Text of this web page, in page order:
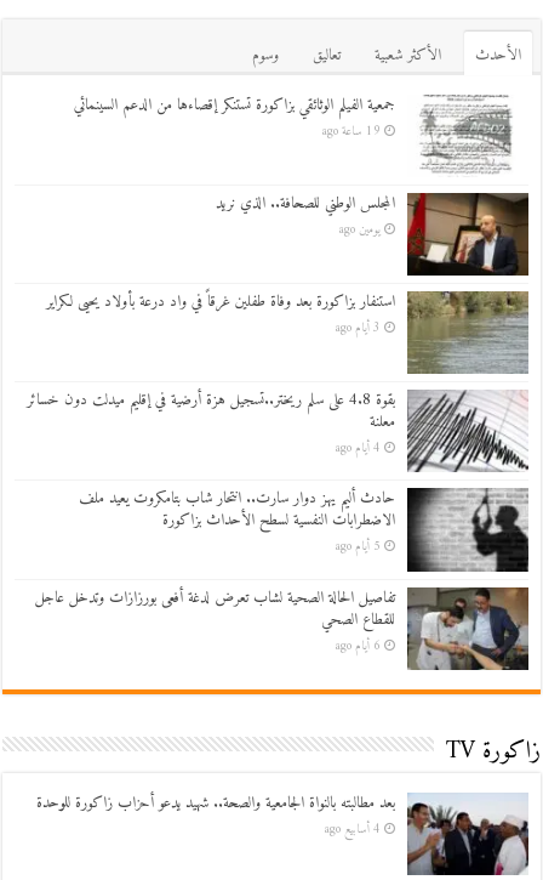
اﻷحدث اﻷكثر شعبية تعاليق
وسوم
جمعية الفيلم الوثائقي بزاكورة تستنكر إقصاءها من الدعم السينمائي
19 ساعة ago
المجلس الوطني للصحافة.. الذي نريد
يومين ago
استنفار بزاكورة بعد وفاة طفلين غرقاً في واد درعة بأولاد يحيى لكراير
3 أيام ago
بقوة 4.8 على سلم ريختر..تسجيل هزة أرضية في إقليم ميدلت دون خسائر
معلنة
4 أيام ago
حادث أليم يهز دوار سارت.. انتحار شاب بتامكروت يعيد ملف
الاضطرابات النفسية لسطح الأحداث بزاكورة
5 أيام ago
تفاصيل الحالة الصحية لشاب تعرض لدغة أفعى بورزازات وتدخل عاجل
للقطاع الصحي
6 أيام ago
زاكورة TV
بعد مطالبته بالنواة الجامعية والصحة.. شهيد يدعو أحزاب زاكورة للوحدة
4 أسابيع ago